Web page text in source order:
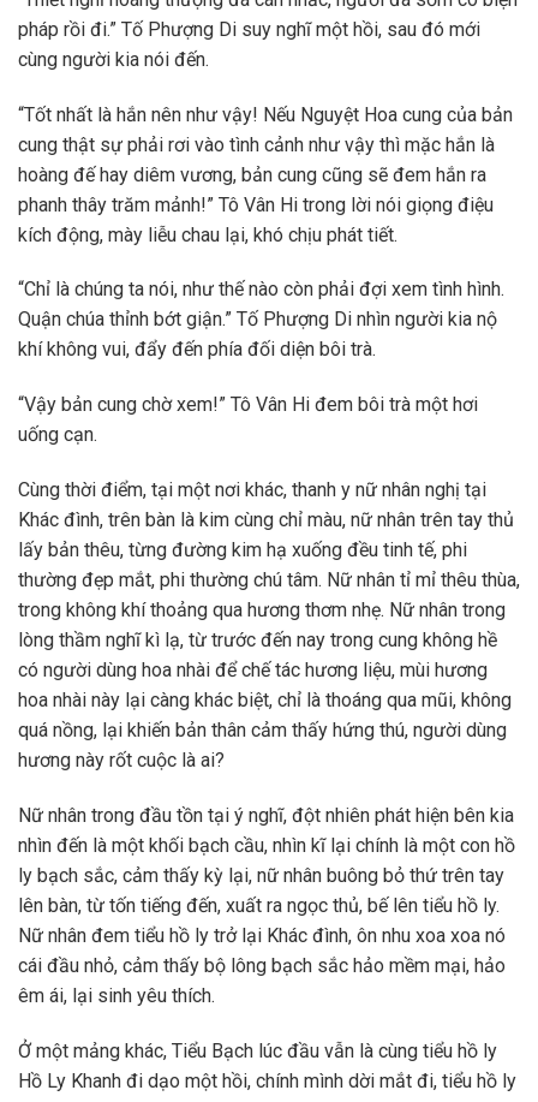
pháp rồi đi.” Tố Phượng Di suy nghĩ một hồi, sau đó mới
cùng người kia nói đến.
“Tốt nhất là hắn nên như vậy! Nếu Nguyệt Hoa cung của bản
cung thật sự phải rơi vào tình cảnh như vậy thì mặc hắn là
hoàng đế hay diêm vương, bản cung cũng sẽ đem hắn ra
phanh thây trăm mảnh!” Tô Vân Hi trong lời nói giọng điệu
kích động, mày liễu chau lại, khó chịu phát tiết.
“Chỉ là chúng ta nói, như thế nào còn phải đợi xem tình hình.
Quận chúa thỉnh bớt giận.” Tố Phượng Di nhìn người kia nộ
khí không vui, đẩy đến phía đối diện bôi trà.
“Vậy bản cung chờ xem!” Tô Vân Hi đem bôi trà một hơi
uống cạn.
Cùng thời điểm, tại một nơi khác, thanh y nữ nhân nghị tại
Khác đình, trên bàn là kim cùng chỉ màu, nữ nhân trên tay thủ
lấy bản thêu, từng đường kim hạ xuống đều tinh tế, phi
thường đẹp mắt, phi thường chú tâm. Nữ nhân tỉ mỉ thêu thùa,
trong không khí thoảng qua hương thơm nhẹ. Nữ nhân trong
lòng thầm nghĩ kì lạ, từ trước đến nay trong cung không hề
có người dùng hoa nhài để chế tác hương liệu, mùi hương
hoa nhài này lại càng khác biệt, chỉ là thoáng qua mũi, không
quá nồng, lại khiến bản thân cảm thấy hứng thú, người dùng
hương này rốt cuộc là ai?
Nữ nhân trong đầu tồn tại ý nghĩ, đột nhiên phát hiện bên kia
nhìn đến là một khối bạch cầu, nhìn kĩ lại chính là một con hồ
ly bạch sắc, cảm thấy kỳ lại, nữ nhân buông bỏ thứ trên tay
lên bàn, từ tốn tiếng đến, xuất ra ngọc thủ, bế lên tiểu hồ ly.
Nữ nhân đem tiểu hồ ly trở lại Khác đình, ôn nhu xoa xoa nó
cái đầu nhỏ, cảm thấy bộ lông bạch sắc hảo mềm mại, hảo
êm ái, lại sinh yêu thích.
Ở một mảng khác, Tiểu Bạch lúc đầu vẫn là cùng tiểu hồ ly
Hồ Ly Khanh đi dạo một hồi, chính mình dời mắt đi, tiểu hồ ly